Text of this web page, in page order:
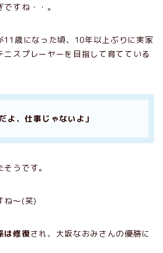
すね・・。
11歳になった頃、10年以上ぶりに実家
ニスプレーヤーを目指して育てている
だよ、仕事じゃないよ」
うです。
ね～(笑)
は修復され、大坂なおみさんの優勝に